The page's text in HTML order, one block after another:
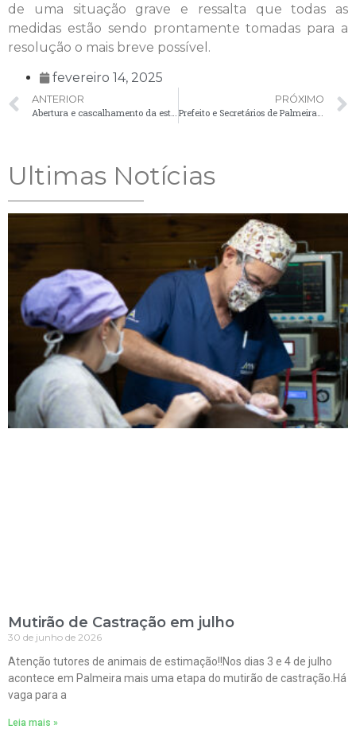
de uma situação grave e ressalta que todas as
medidas estão sendo prontamente tomadas para a
resolução o mais breve possível.
fevereiro 14, 2025
ANTERIOR
Abertura e cascalhamento da estrada de Limeira marcam nova fase de infraestrutura
PRÓXIMO
Prefeito e Secretários de Palmeira participam do Paraná Mais Cidades, em Foz do Iguaçu
Ultimas Notícias
Mutirão de Castração em julho
30 de junho de 2026
Atenção tutores de animais de estimação!!Nos dias 3 e 4 de julho
acontece em Palmeira mais uma etapa do mutirão de castração.Há
vaga para a
Leia mais »